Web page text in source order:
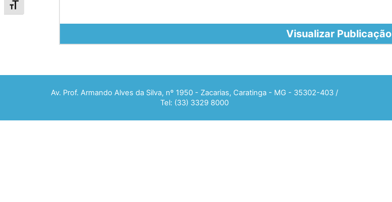
Alternar tamanho da fonte
Visualizar Publicação
Av. Prof. Armando Alves da Silva, nº 1950 - Zacarias, Caratinga - MG - 35302-403 /
Tel: (33) 3329 8000